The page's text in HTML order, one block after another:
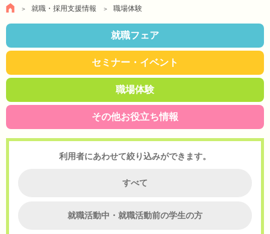
就職・採用支援情報 職場体験
就職フェア
セミナー・イベント
職場体験
その他お役立ち情報
利用者にあわせて絞り込みができます。
すべて
就職活動中・就職活動前の学生の方